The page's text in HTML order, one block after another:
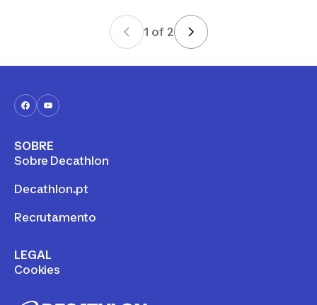
1 of 2
SOBRE
Sobre Decathlon
Decathlon.pt
Recrutamento
LEGAL
Cookies